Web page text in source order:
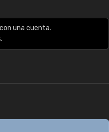
una cuenta.